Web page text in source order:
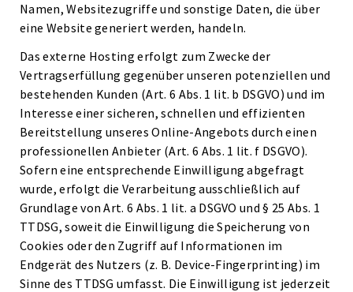
Namen, Websitezugriffe und sonstige Daten, die über
eine Website generiert werden, handeln.
Das externe Hosting erfolgt zum Zwecke der
Vertragserfüllung gegenüber unseren potenziellen und
bestehenden Kunden (Art. 6 Abs. 1 lit. b DSGVO) und im
Interesse einer sicheren, schnellen und effizienten
Bereitstellung unseres Online-Angebots durch einen
professionellen Anbieter (Art. 6 Abs. 1 lit. f DSGVO).
Sofern eine entsprechende Einwilligung abgefragt
wurde, erfolgt die Verarbeitung ausschließlich auf
Grundlage von Art. 6 Abs. 1 lit. a DSGVO und § 25 Abs. 1
TTDSG, soweit die Einwilligung die Speicherung von
Cookies oder den Zugriff auf Informationen im
Endgerät des Nutzers (z. B. Device-Fingerprinting) im
Sinne des TTDSG umfasst. Die Einwilligung ist jederzeit